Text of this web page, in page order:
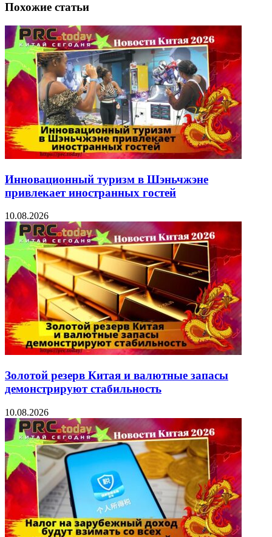
Похожие статьи
Инновационный туризм в Шэньчжэне
привлекает иностранных гостей
10.08.2026
Золотой резерв Китая и валютные запасы
демонстрируют стабильность
10.08.2026